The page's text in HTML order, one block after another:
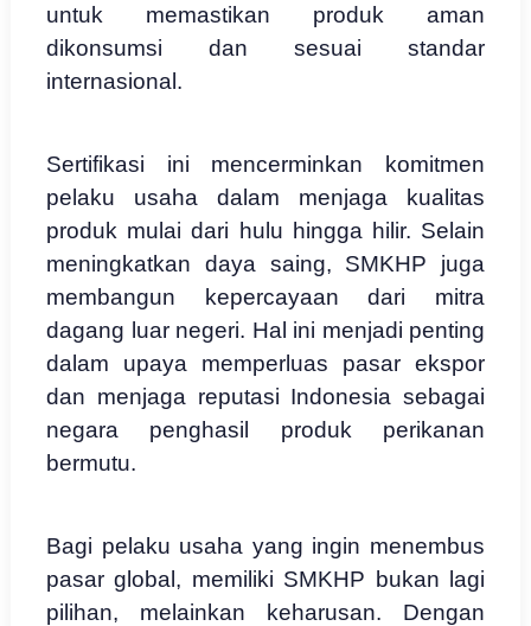
untuk memastikan produk aman
dikonsumsi dan sesuai standar
internasional.
Sertifikasi ini mencerminkan komitmen
pelaku usaha dalam menjaga kualitas
produk mulai dari hulu hingga hilir. Selain
meningkatkan daya saing, SMKHP juga
membangun kepercayaan dari mitra
dagang luar negeri. Hal ini menjadi penting
dalam upaya memperluas pasar ekspor
dan menjaga reputasi Indonesia sebagai
negara penghasil produk perikanan
bermutu.
Bagi pelaku usaha yang ingin menembus
pasar global, memiliki SMKHP bukan lagi
pilihan, melainkan keharusan. Dengan